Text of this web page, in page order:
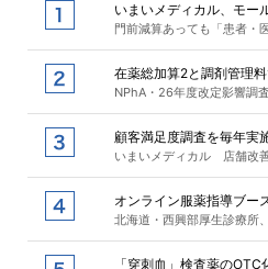
いまいメディカル、モー
門前減算あっても「患者・
在薬総加算2と調剤管理
NPhA・26年度改定影響調
顧客満足度調査を毎年実
いまいメディカル 店舗改
オンライン服薬指導ブー
北海道・西興部厚生診療所
「穿刺血」検査薬の